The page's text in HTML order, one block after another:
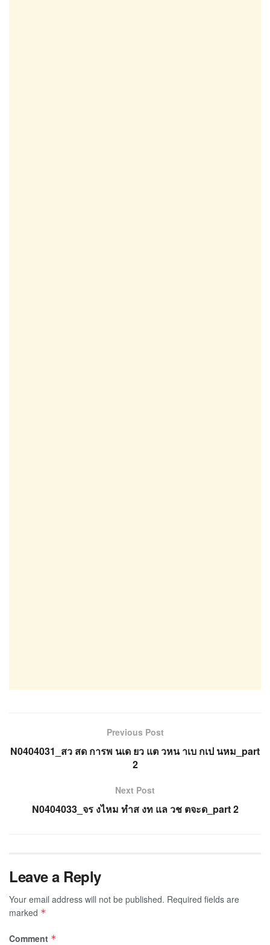
Previous Post
N0404031_สว สด การพ นเด ยว แต วหน าเบ กเป นหม_part
2
Next Post
N0404033_จร งไหม ทำส งท แล วช ตจะด_part 2
Leave a Reply
Your email address will not be published. Required fields are
marked *
Comment *